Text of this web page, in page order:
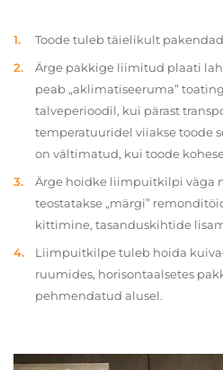
Toode tuleb täielikult
Ärge pakkige liimitud plaati
peab „aklimatiseeruma”
talveperioodil, kui pärast
temperatuuridel viiakse toode
on vältimatud, kui toode
Ärge hoidke liimpuitkilpi väga
teostatakse „märgi”
kittimine, tasanduskihtide
Liimpuitkilpe tuleb hoida
ruumides, horisontaalsetes
pehmendatud alusel.